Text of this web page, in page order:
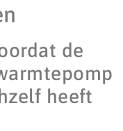
de
heeft